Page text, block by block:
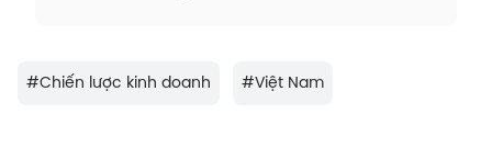
#Chiến lược kinh doanh #Việt Nam